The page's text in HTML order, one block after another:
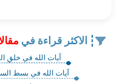
الاكثر قراءة في
آيات الله في خلقِ
آيات الله في بسط